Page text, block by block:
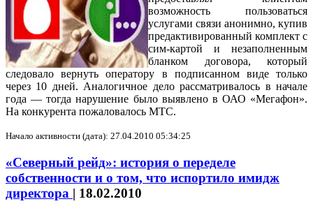
возможность пользоваться
услугами связи анонимно, купив
предактивированный комплект с
сим-картой и незаполненным
бланком договора, который
следовало вернуть оператору в подписанном виде только
через 10 дней. Аналогичное дело рассматривалось в начале
года — тогда нарушение было выявлено в ОАО «Мегафон».
На конкурента пожаловалось МТС.
Начало активности (дата): 27.04.2010 05:34:25
«Северный рейд»: история о переделе
собственности и о том, что испортило имидж
директора | 18.02.2010